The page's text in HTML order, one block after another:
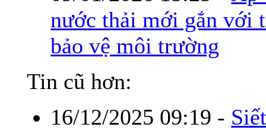
nước thải mới gắn với
bảo vệ môi trường
Tin cũ hơn:
16/12/2025 09:19 -